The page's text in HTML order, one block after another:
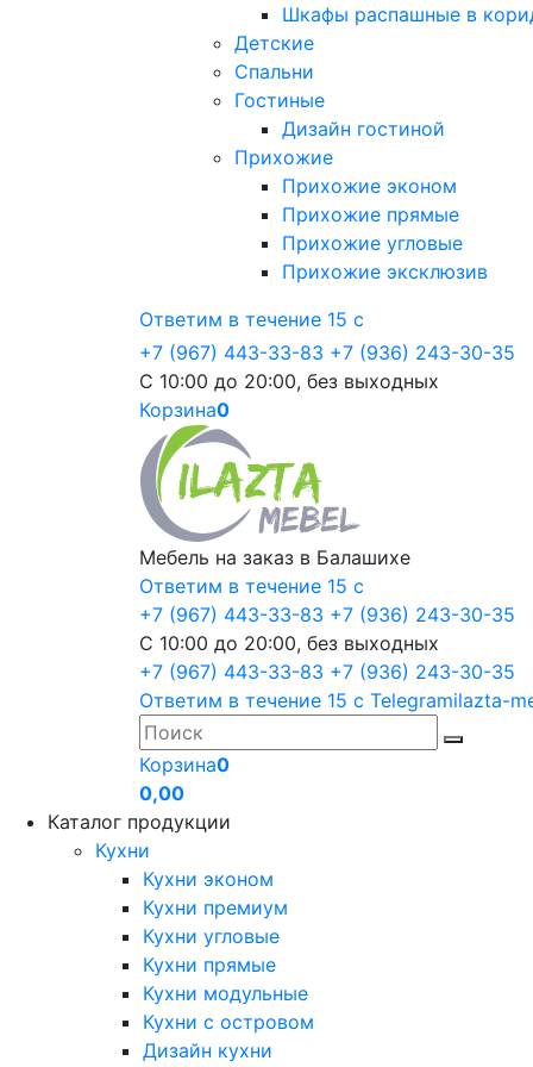
Шкафы распашные в
Детские
Спальни
Гостиные
Дизайн гостиной
Прихожие
Прихожие эконом
Прихожие прямые
Прихожие угловые
Прихожие эксклюзив
Ответим в течение 15 с
+7 (967) 443-33-83 +7 (936) 243-30-35
С 10:00 до 20:00, без выходных
Корзина0
Мебель на заказ в Балашихе
Ответим в течение 15 с
+7 (967) 443-33-83 +7 (936) 243-30-35
С 10:00 до 20:00, без выходных
+7 (967) 443-33-83 +7 (936) 243-30-35
Ответим в течение 15 с Telegramilazta-
Корзина0
0,00
Каталог продукции
Кухни
Кухни эконом
Кухни премиум
Кухни угловые
Кухни прямые
Кухни модульные
Кухни с островом
Дизайн кухни